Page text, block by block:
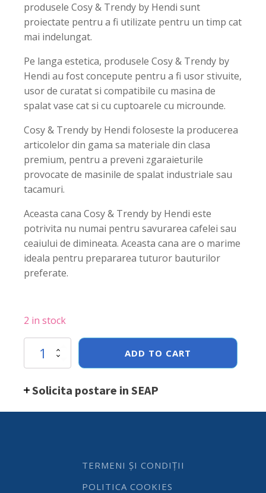
produsele Cosy & Trendy by Hendi sunt
proiectate pentru a fi utilizate pentru un timp cat
mai indelungat.
Pe langa estetica, produsele Cosy & Trendy by
Hendi au fost concepute pentru a fi usor stivuite,
usor de curatat si compatibile cu masina de
spalat vase cat si cu cuptoarele cu microunde.
Cosy & Trendy by Hendi foloseste la producerea
articolelor din gama sa materiale din clasa
premium, pentru a preveni zgaraieturile
provocate de masinile de spalat industriale sau
tacamuri.
Aceasta cana Cosy & Trendy by Hendi este
potrivita nu numai pentru savurarea cafelei sau
ceaiului de dimineata. Aceasta cana are o marime
ideala pentru prepararea tuturor bauturilor
preferate.
2 in stock
sau
portelan
ADD TO CART
Solicita postare in SEAP
TERMENI ȘI CONDIȚII
POLITICA COOKIES